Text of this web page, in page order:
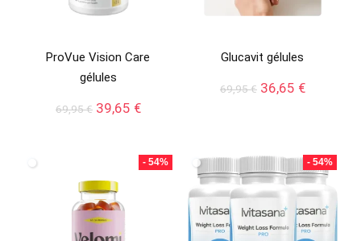
ProVue Vision Care
gélules
69,95€ Le
69,95 €.
39,65 €Le
est :
39,65 €.
Glucavit gélules
69,95€ Le
69,95 €.
36,65 €Le
36,65 €.
- 54% - 54%